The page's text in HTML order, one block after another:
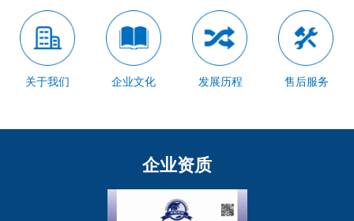
关于我们 企业文化 发展历程 售后服务
企业资质